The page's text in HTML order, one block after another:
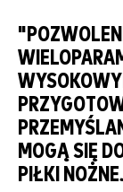
MOGĄ SIĘ
PIŁKI